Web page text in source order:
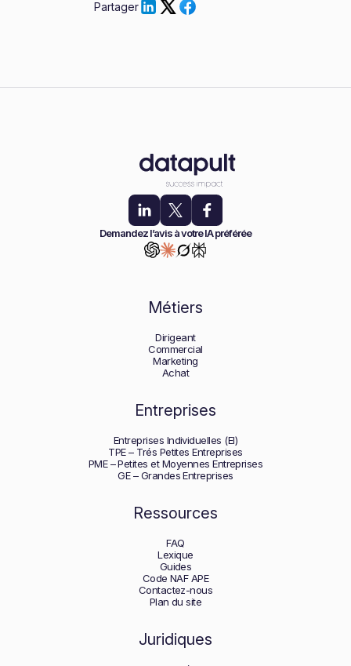
Partager
Demandez l’avis à votre IA préférée
Métiers
Dirigeant
Commercial
Marketing
Achat
Entreprises
Entreprises Individuelles (EI)
TPE – Trés Petites Entreprises
PME – Petites et Moyennes Entreprises
GE – Grandes Entreprises
Ressources
FAQ
Lexique
Guides
Code NAF APE
Contactez-nous
Plan du site
Juridiques